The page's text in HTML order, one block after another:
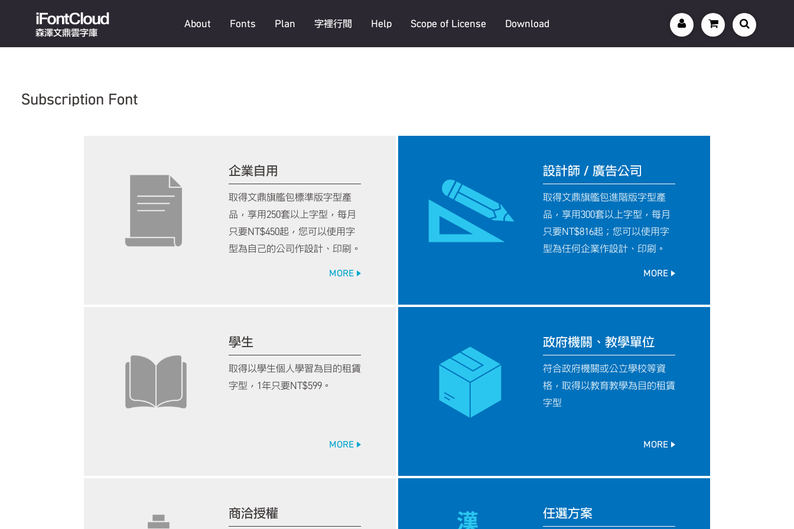
iFontCloud
森澤文鼎雲字庫
About Fonts Plan 字裡行間 Help Scope of License Download
Subscription Font
企業自用
取得文鼎旗艦包標準版字型產
品，享用250套以上字型，每月
只要NT$450起，您可以使用字
型為自己的公司作設計、印刷。
MORE
設計師 / 廣告公司
取得文鼎旗艦包進階版字型產
品，享用300套以上字型，每月
只要NT$816起；您可以使用字
型為任何企業作設計、印刷。
MORE
學生
取得以學生個人學習為目的租賃
字型，1年只要NT$599。
MORE
政府機關、教學單位
符合政府機關或公立學校等資
格，取得以教育教學為目的租賃
字型
MORE
商洽授權 任選方案